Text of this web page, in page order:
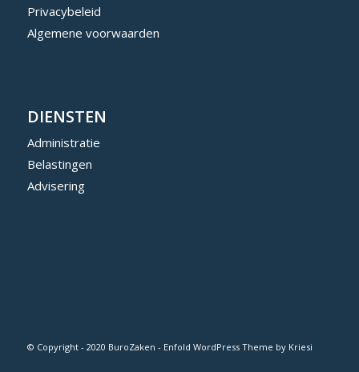
Privacybeleid
Algemene voorwaarden
DIENSTEN
Administratie
Belastingen
Advisering
© Copyright - 2020 BuroZaken - Enfold WordPress Theme by Kriesi